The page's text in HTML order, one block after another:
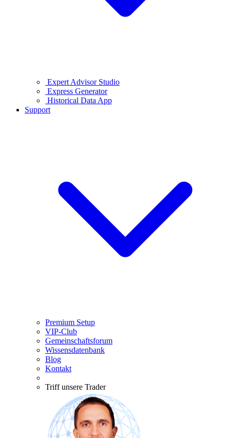
Expert Advisor Studio
Express Generator
Historical Data App
Support
Premium Setup
VIP-Club
Gemeinschaftsforum
Wissensdatenbank
Blog
Kontakt
Triff unsere Trader